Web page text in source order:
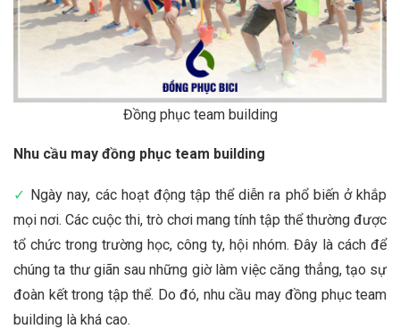
Đồng phục team building
Nhu cầu may đồng phục team building
✓ Ngày nay, các hoạt động tập thể diễn ra phổ biến ở khắp
mọi nơi. Các cuộc thi, trò chơi mang tính tập thể thường được
tổ chức trong trường học, công ty, hội nhóm. Đây là cách để
chúng ta thư giãn sau những giờ làm việc căng thẳng, tạo sự
đoàn kết trong tập thể. Do đó, nhu cầu may đồng phục team
building là khá cao.